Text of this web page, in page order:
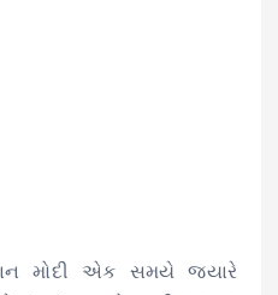
મોદી એક સમયે જ્યારે